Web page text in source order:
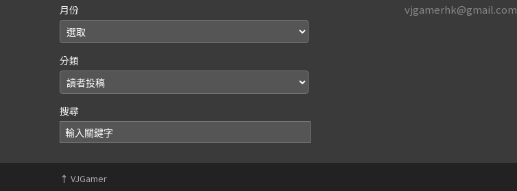
月份
分類
搜尋
vjgamerhk@gmail.com
↑ VJGamer